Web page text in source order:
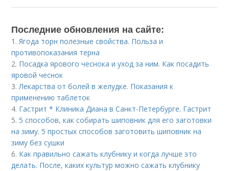
Последние обновления на сайте:
1.Ягода торн полезные свойства. Польза и
противопоказания терна
2. Посадка ярового чеснока и уход за ним. Как посадить
яровой чеснок
3.Лекарства от болей в желудке. Показания к
применению таблеток
4. Гастрит * Клиника Диана в Санкт-Петербурге. Гастрит
5. 5 способов, как собирать шиповник для его заготовки
на зиму. 5 простых способов заготовить шиповник на
зиму без сушки
6. Как правильно сажать клубнику и когда лучше это
делать. После, каких культур можно сажать клубнику